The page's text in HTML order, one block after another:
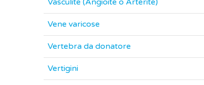
Vasculite (Angioite o Arterite)
Vene varicose
Vertebra da donatore
Vertigini